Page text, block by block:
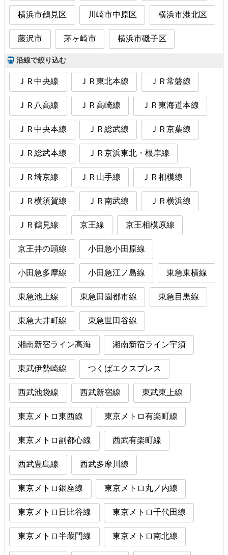
横浜市鶴見区 川崎市中原区 横浜市港北区
藤沢市 茅ヶ崎市 横浜市磯子区
沿線で絞り込む
ＪＲ中央線 ＪＲ東北本線 ＪＲ常磐線
ＪＲ八高線 ＪＲ高崎線 ＪＲ東海道本線
ＪＲ中央本線 ＪＲ総武線 ＪＲ京葉線
ＪＲ総武本線 ＪＲ京浜東北・根岸線
ＪＲ埼京線 ＪＲ山手線 ＪＲ相模線
ＪＲ横須賀線 ＪＲ南武線 ＪＲ横浜線
ＪＲ鶴見線 京王線 京王相模原線
京王井の頭線 小田急小田原線
小田急多摩線 小田急江ノ島線 東急東横線
東急池上線 東急田園都市線 東急目黒線
東急大井町線 東急世田谷線
湘南新宿ライン高海 湘南新宿ライン宇須
東武伊勢崎線 つくばエクスプレス
西武池袋線 西武新宿線 東武東上線
東京メトロ東西線 東京メトロ有楽町線
東京メトロ副都心線 西武有楽町線
西武豊島線 西武多摩川線
東京メトロ銀座線 東京メトロ丸ノ内線
東京メトロ日比谷線 東京メトロ千代田線
東京メトロ半蔵門線 東京メトロ南北線